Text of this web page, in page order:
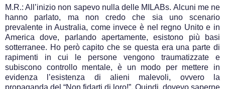
M.R.: All’inizio non sapevo nulla delle MILABs. Alcuni me ne
hanno parlato, ma non credo che sia uno scenario
prevalente in Australia, come invece è nel regno Unito e in
America dove, parlando apertamente, esistono più basi
sotterranee. Ho però capito che se questa era una parte di
rapimenti in cui le persone vengono traumatizzate e
subiscono controllo mentale, è un modo per mettere in
evidenza l’esistenza di alieni malevoli, ovvero la
propaganda del “Non fidarti di loro!”. Quindi, dovevo saperne